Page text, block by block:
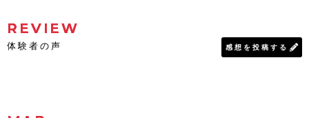
REVIEW
体験者の声 感想を投稿する